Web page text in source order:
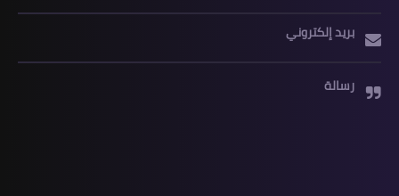
بريد إلكتروني
رسالة